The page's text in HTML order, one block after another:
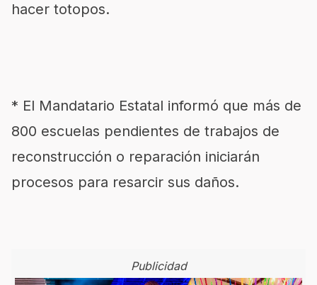
hacer totopos.
* El Mandatario Estatal informó que más de
800 escuelas pendientes de trabajos de
reconstrucción o reparación iniciarán
procesos para resarcir sus daños.
Publicidad